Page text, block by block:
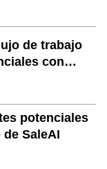
de trabajo
con
potenciales
SaleAI